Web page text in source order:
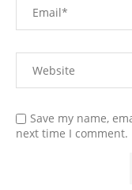
Save my name,
next time I comment.